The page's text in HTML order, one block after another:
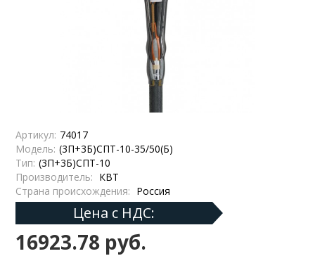
Артикул: 74017
Модель: (3П+3Б)СПТ-10-35/50(Б)
Тип: (3П+3Б)СПТ-10
Производитель: КВТ
Страна происхождения: Россия
Цена с НДС:
16923.78 руб.